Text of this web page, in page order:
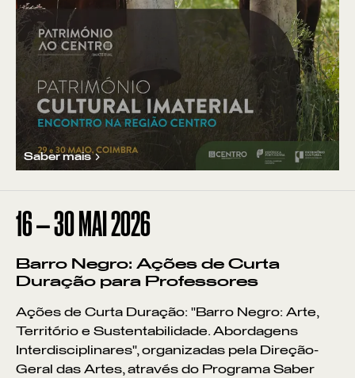
Saber mais
16—30 MAI 2026
Barro Negro: Ações de Curta
Duração para Professores
Ações de Curta Duração: "Barro Negro: Arte,
Território e Sustentabilidade. Abordagens
Interdisciplinares", organizadas pela Direção-
Geral das Artes, através do Programa Saber